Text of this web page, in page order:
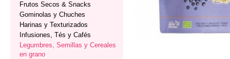
Frutos Secos & Snacks
Gominolas y Chuches
Harinas y Texturizados
Infusiones, Tés y Cafés
Legumbres, Semillas y Cereales
en grano